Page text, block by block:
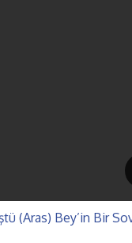
(Aras) Bey’in Bir